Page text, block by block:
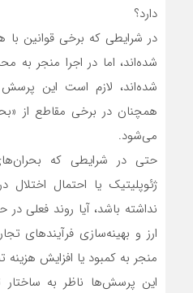
دارد؟
در شرایطی که برخی قوانین
شده‌اند، اما در اجرا منجر به
شده‌اند، لازم است این
همچنان در برخی مقاطع از
می‌شود.
حتی در شرایطی که
ژئوپلیتیک یا احتمال
نداشته باشد، آیا روند فعلی
ارز و بهینه‌سازی فرآیندهای
منجر به کمبود یا افزایش هزینه
این پرسش‌ها ناظر به